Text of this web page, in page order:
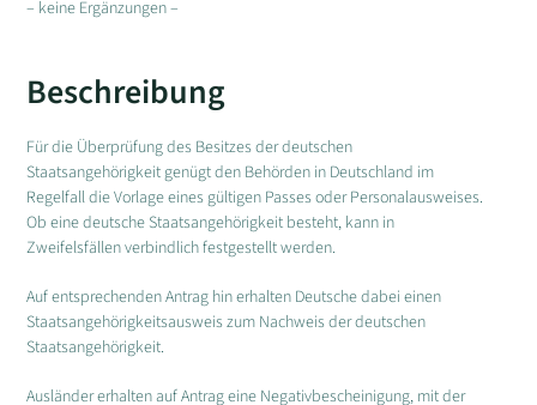
– keine Ergänzungen –
Beschreibung
Für die Überprüfung des Besitzes der deutschen
Staatsangehörigkeit genügt den Behörden in Deutschland im
Regelfall die Vorlage eines gültigen Passes oder Personalausweises.
Ob eine deutsche Staatsangehörigkeit besteht, kann in
Zweifelsfällen verbindlich festgestellt werden.
Auf entsprechenden Antrag hin erhalten Deutsche dabei einen
Staatsangehörigkeitsausweis zum Nachweis der deutschen
Staatsangehörigkeit.
Ausländer erhalten auf Antrag eine Negativbescheinigung, mit der